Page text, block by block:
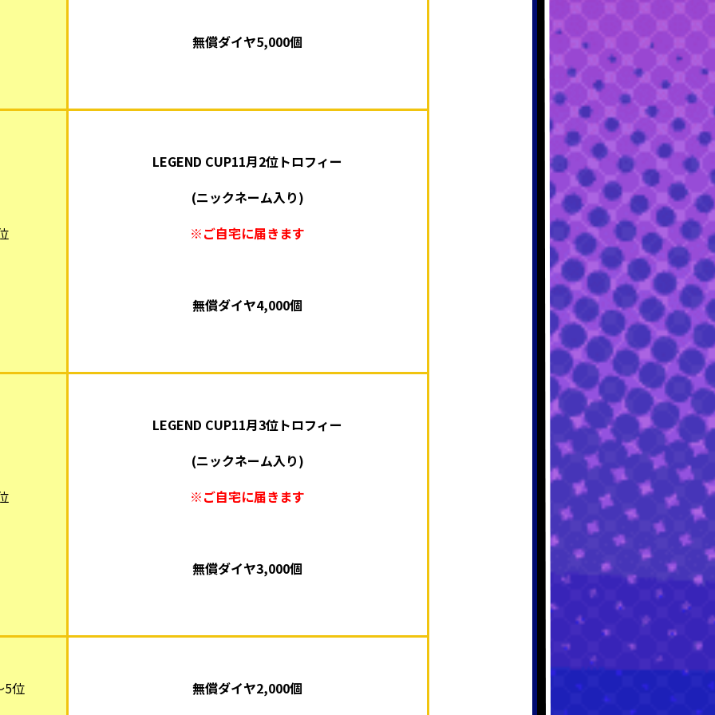
無償ダイヤ5,000個
LEGEND CUP11月2位トロフィー
(ニックネーム入り)
※ご自宅に届きます
無償ダイヤ4,000個
LEGEND CUP11月3位トロフィー
(ニックネーム入り)
※ご自宅に届きます
無償ダイヤ3,000個
5位 無償ダイヤ2,000個